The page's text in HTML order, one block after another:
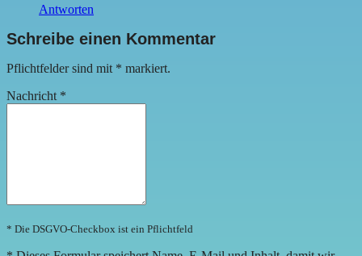
Antworten
Schreibe einen Kommentar
Pflichtfelder sind mit * markiert.
Nachricht *
* Die DSGVO-Checkbox ist ein Pflichtfeld